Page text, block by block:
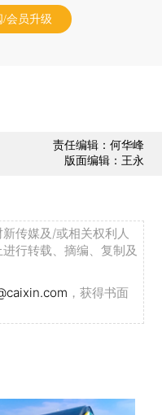
/会员升级
责任编辑：何华峰
版面编辑：王永
传媒及/或相关权利人
行转载、摘编、复制及
，获得书面